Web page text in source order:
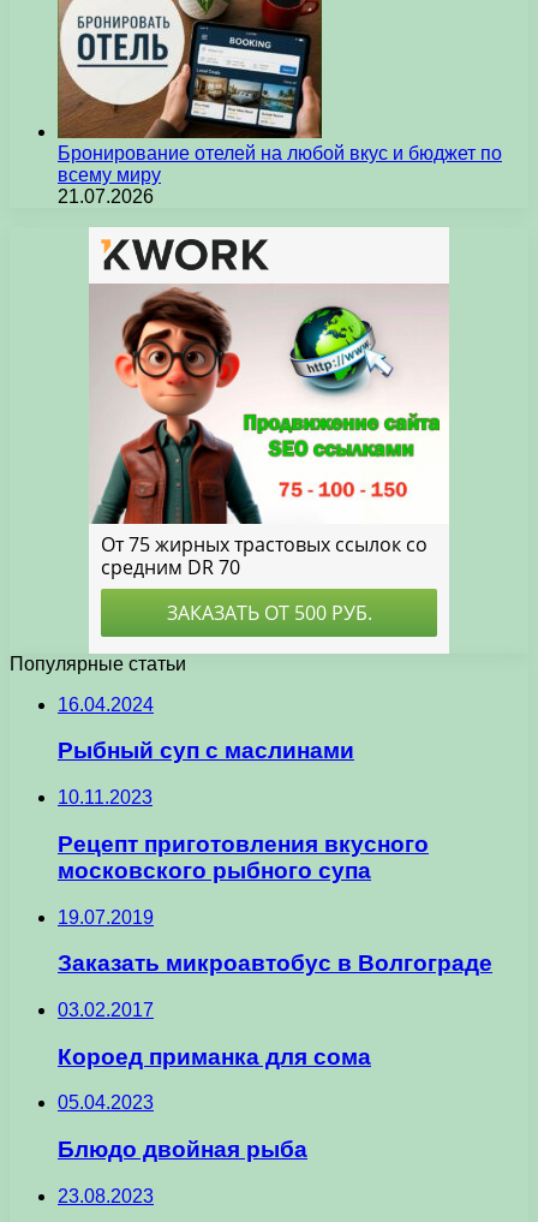
Бронирование отелей на любой вкус и бюджет по
всему миру
21.07.2026
Популярные статьи
16.04.2024
Рыбный суп с маслинами
10.11.2023
Рецепт приготовления вкусного
московского рыбного супа
19.07.2019
Заказать микроавтобус в Волгограде
03.02.2017
Короед приманка для сома
05.04.2023
Блюдо двойная рыба
23.08.2023